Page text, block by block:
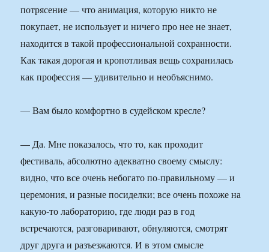
потрясение — что анимация, которую никто не
покупает, не использует и ничего про нее не знает,
находится в такой профессиональной сохранности.
Как такая дорогая и кропотливая вещь сохранилась
как профессия — удивительно и необъяснимо.
— Вам было комфортно в судейском кресле?
— Да. Мне показалось, что то, как проходит
фестиваль, абсолютно адекватно своему смыслу:
видно, что все очень небогато по-правильному — и
церемония, и разные посиделки; все очень похоже на
какую-то лабораторию, где люди раз в год
встречаются, разговаривают, обнуляются, смотрят
друг друга и разъезжаются. И в этом смысле